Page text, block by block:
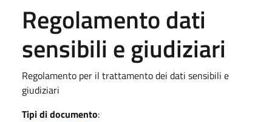
Regolamento dati
sensibili e giudiziari
Regolamento per il trattamento dei dati sensibili e
giudiziari
Tipi di documento: